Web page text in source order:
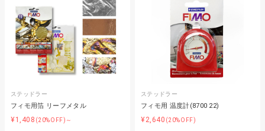
ステッドラー
フィモ用箔 リーフメタル
¥1,408 (20%OFF)～
ステッドラー
フィモ用 温度計(8700 22)
¥2,640 (20%OFF)